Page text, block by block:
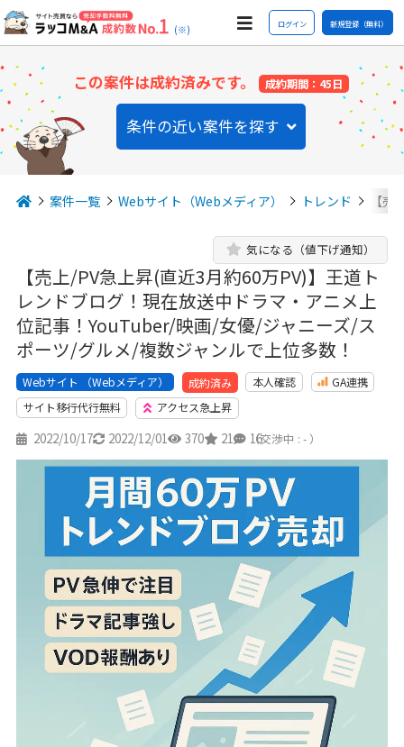
(※) ログイン 新規登録（無料）
この案件は成約済みです。 成約期間：45日
条件の近い案件を探す
案件一覧 Webサイト（Webメディア） トレンド 【
【売上/PV急上昇(直近3月約60万PV)】王道ト
レンドブログ！現在放送中ドラマ・アニメ上
位記事！YouTuber/映画/女優/ジャニーズ/ス
ポーツ/グルメ/複数ジャンルで上位多数！
気になる（値下げ通知）
Webサイト （Webメディア） 成約済み 本人確認
GA連携
サイト移行代行無料
アクセス急上昇
2022/10/17 2022/12/01 370 21 16
（交渉中 : - ）